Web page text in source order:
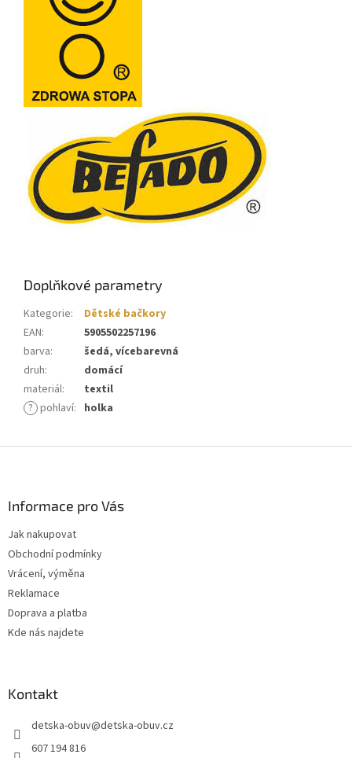
Doplňkové parametry
Kategorie:
Dětské bačkory
EAN:
5905502257196
barva:
šedá, vícebarevná
druh:
domácí
materiál:
textil
? pohlaví: holka
Informace pro Vás
Jak nakupovat
Obchodní podmínky
Vrácení, výměna
Reklamace
Doprava a platba
Kde nás najdete
Kontakt
detska-obuv@detska-obuv.cz
607 194 816